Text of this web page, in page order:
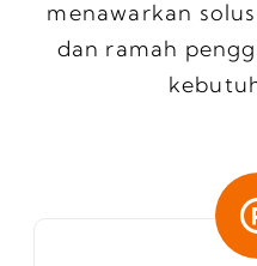
menawarkan
dan ramah